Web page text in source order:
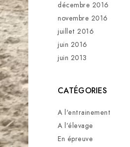
décembre 2016
novembre 2016
juillet 2016
juin 2016
juin 2013
CATÉGORIES
A l'entrainement
A l’élevage
En épreuve